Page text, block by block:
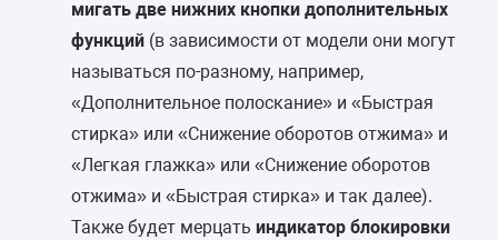
мигать две нижних кнопки дополнительных
функций (в зависимости от модели они могут
называться по-разному, например,
«Дополнительное полоскание» и «Быстрая
стирка» или «Снижение оборотов отжима» и
«Легкая глажка» или «Снижение оборотов
отжима» и «Быстрая стирка» и так далее).
Также будет мерцать индикатор блокировки